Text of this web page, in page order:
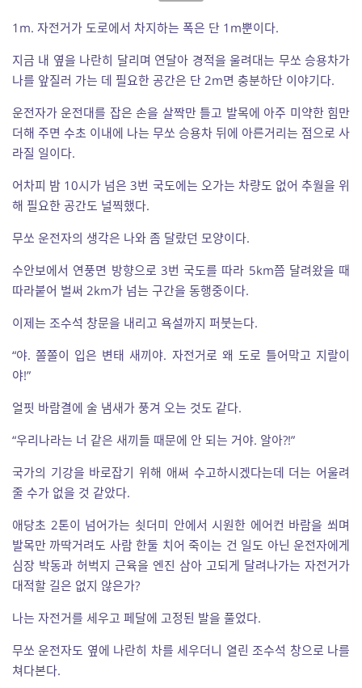
1m. 자전거가 도로에서 차지하는 폭은 단 1m뿐이다.
지금 내 옆을 나란히 달리며 연달아 경적을 울려대는 무쏘 승용차가
나를 앞질러 가는 데 필요한 공간은 단 2m면 충분하단 이야기다.
운전자가 운전대를 잡은 손을 살짝만 틀고 발목에 아주 미약한 힘만
더해 주면 수초 이내에 나는 무쏘 승용차 뒤에 아른거리는 점으로 사
라질 일이다.
어차피 밤 10시가 넘은 3번 국도에는 오가는 차량도 없어 추월을 위
해 필요한 공간도 널찍했다.
무쏘 운전자의 생각은 나와 좀 달랐던 모양이다.
수안보에서 연풍면 방향으로 3번 국도를 따라 5km쯤 달려왔을 때
따라붙어 벌써 2km가 넘는 구간을 동행중이다.
이제는 조수석 창문을 내리고 욕설까지 퍼붓는다.
“야. 쫄쫄이 입은 변태 새끼야. 자전거로 왜 도로 틀어막고 지랄이
야!”
얼핏 바람결에 술 냄새가 풍겨 오는 것도 같다.
“우리나라는 너 같은 새끼들 때문에 안 되는 거야. 알아?!”
국가의 기강을 바로잡기 위해 애써 수고하시겠다는데 더는 어울려
줄 수가 없을 것 같았다.
애당초 2톤이 넘어가는 쇳더미 안에서 시원한 에어컨 바람을 쐬며
발목만 까딱거려도 사람 한둘 치어 죽이는 건 일도 아닌 운전자에게
심장 박동과 허벅지 근육을 엔진 삼아 고되게 달려나가는 자전거가
대적할 길은 없지 않은가?
나는 자전거를 세우고 페달에 고정된 발을 풀었다.
무쏘 운전자도 옆에 나란히 차를 세우더니 열린 조수석 창으로 나를
쳐다본다.